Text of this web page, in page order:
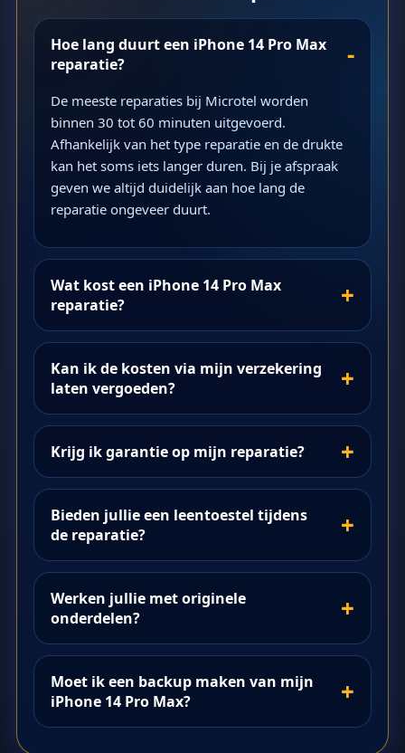
Hoe lang duurt een iPhone 14 Pro Max
reparatie?
De meeste reparaties bij Microtel worden
binnen 30 tot 60 minuten uitgevoerd.
Afhankelijk van het type reparatie en de drukte
kan het soms iets langer duren. Bij je afspraak
geven we altijd duidelijk aan hoe lang de
reparatie ongeveer duurt.
Wat kost een iPhone 14 Pro Max
reparatie?
Kan ik de kosten via mijn verzekering
laten vergoeden?
Krijg ik garantie op mijn reparatie?
Bieden jullie een leentoestel tijdens
de reparatie?
Werken jullie met originele
onderdelen?
Moet ik een backup maken van mijn
iPhone 14 Pro Max?